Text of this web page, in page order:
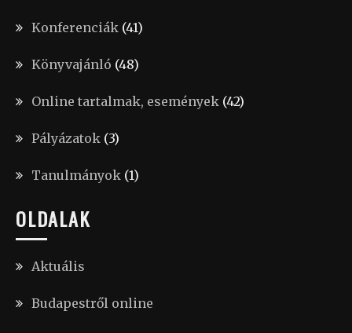
Konferenciák (41)
Könyvajánló (48)
Online tartalmak, események (42)
Pályázatok (3)
Tanulmányok (1)
OLDALAK
Aktuális
Budapestről online